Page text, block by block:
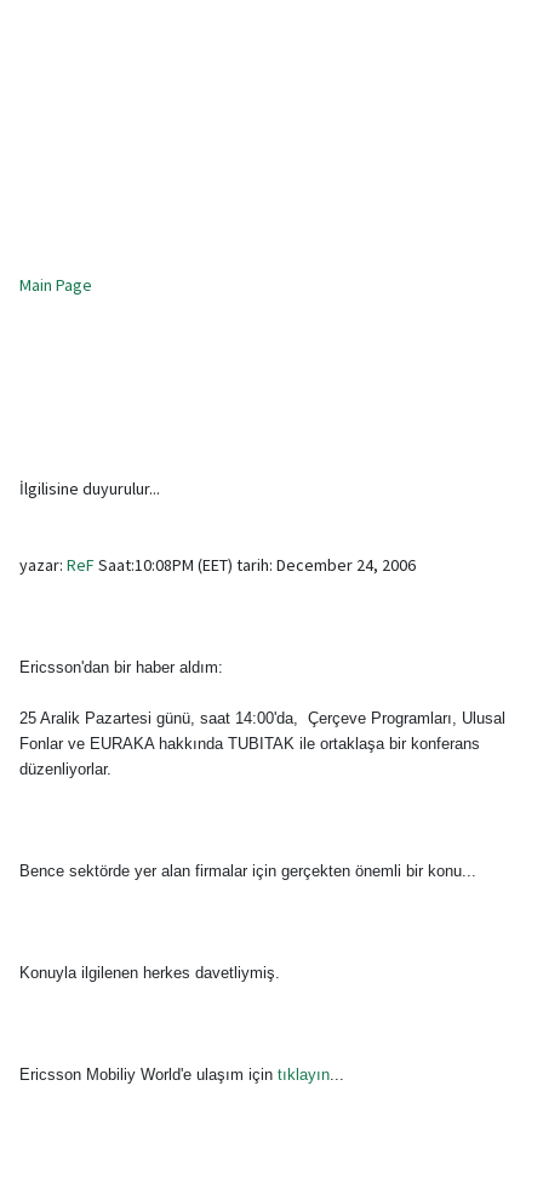
Main Page
İlgilisine duyurulur...
yazar: ReFSaat:10:08PM (EET) tarih: December 24, 2006
Ericsson'dan bir haber aldım:
25 Aralik Pazartesi günü, saat 14:00'da, Çerçeve Programları, Ulusal
Fonlar ve EURAKA hakkında TUBITAK ile ortaklaşa bir konferans
düzenliyorlar.
Bence sektörde yer alan firmalar için gerçekten önemli bir konu...
Konuyla ilgilenen herkes davetliymiş.
Ericsson Mobiliy World'e ulaşım için tıklayın